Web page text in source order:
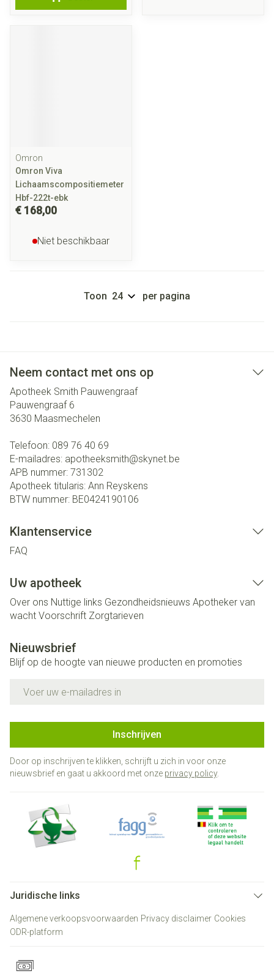
Omron
Omron Viva
Lichaamscompositiemeter
Hbf-222t-ebk
€ 168,00
Niet beschikbaar
Toon per pagina
Neem contact met ons op
Apotheek Smith Pauwengraaf
Pauwengraaf 6
3630 Maasmechelen
Telefoon: 089 76 40 69
E-mailadres: apotheeksmith@skynet.be
APB nummer: 731302
Apotheek titularis: Ann Reyskens
BTW nummer: BE0424190106
Klantenservice
FAQ
Uw apotheek
Over ons Nuttige links Gezondheidsnieuws Apotheker van
wacht Voorschrift Zorgtarieven
Nieuwsbrief
Blijf op de hoogte van nieuwe producten en promoties
Inschrijven
Door op inschrijven te klikken, schrijft u zich in voor onze
nieuwsbrief en gaat u akkoord met onze privacy policy.
Juridische links
Algemene verkoopsvoorwaarden Privacy disclaimer Cookies
ODR-platform